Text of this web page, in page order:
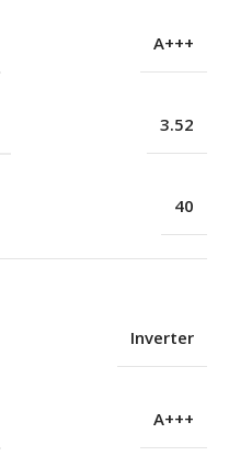
A+++
3.52
40
Inverter
A+++